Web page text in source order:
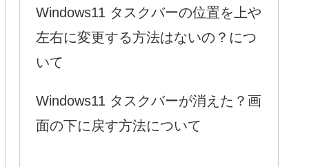
Windows11 タスクバーの位置を上や
左右に変更する方法はないの？につ
いて
Windows11 タスクバーが消えた？画
面の下に戻す方法について